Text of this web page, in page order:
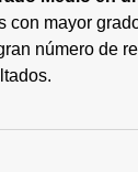
con mayor
número de